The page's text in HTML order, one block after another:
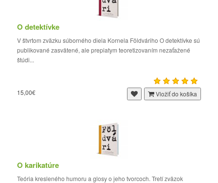
O detektívke
V štvrtom zväzku súborného diela Kornela Földváriho O detektívke sú
publikované zasvätené, ale prepiatym teoretizovaním nezaťažené
štúdi...
15,00€ Vložiť do košíka
O karikatúre
Teória kresleného humoru a glosy o jeho tvorcoch. Tretí zväzok